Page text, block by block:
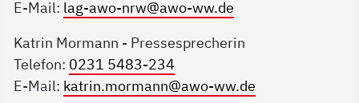
E-Mail: lag-awo-nrw@awo-ww.de
Katrin Mormann - Pressesprecherin
Telefon: 0231 5483-234
E-Mail: katrin.mormann@awo-ww.de